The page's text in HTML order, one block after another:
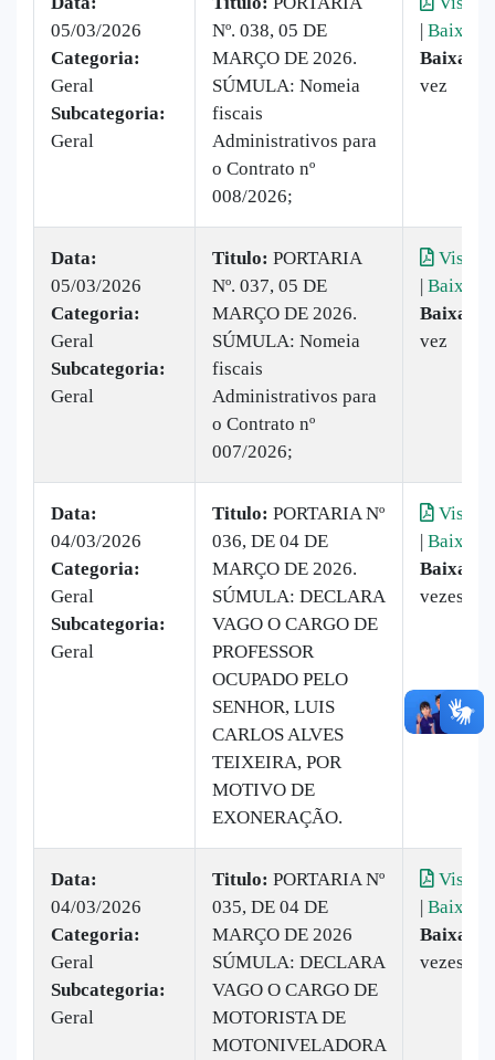
05/03/2026
Categoria:
Geral
Subcategoria:
Geral
Nº. 038, 05 DE
MARÇO DE 2026.
SÚMULA: Nomeia
fiscais
Administrativos para
o Contrato nº
008/2026;
| Baixar
Baixado:
vez
Data:
05/03/2026
Categoria:
Geral
Subcategoria:
Geral
Titulo: PORTARIA
Nº. 037, 05 DE
MARÇO DE 2026.
SÚMULA: Nomeia
fiscais
Administrativos para
o Contrato nº
007/2026;
| Baixar
Baixado:
vez
Data:
04/03/2026
Categoria:
Geral
Subcategoria:
Geral
Titulo: PORTARIA Nº
036, DE 04 DE
MARÇO DE 2026.
SÚMULA: DECLARA
VAGO O CARGO DE
PROFESSOR
OCUPADO PELO
SENHOR, LUIS
CARLOS ALVES
TEIXEIRA, POR
MOTIVO DE
EXONERAÇÃO.
| Baixar
Baixado:
vezes
Data:
04/03/2026
Categoria:
Geral
Subcategoria:
Geral
Titulo: PORTARIA Nº
035, DE 04 DE
MARÇO DE 2026
SÚMULA: DECLARA
VAGO O CARGO DE
MOTORISTA DE
MOTONIVELADORA
| Baixar
Baixado:
vezes